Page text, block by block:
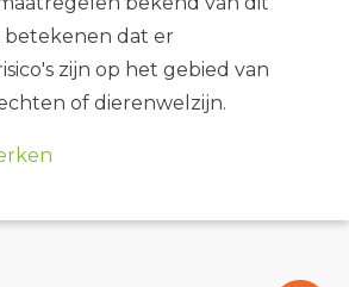
dat er
zijn op het gebied van
of dierenwelzijn.